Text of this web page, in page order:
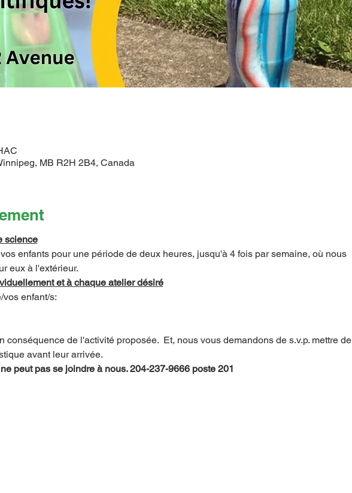
MB R2H 2B4, Canada
science
enfants pour une période de deux heures, jusqu'à 4 fois par semaine, où nous
eux à l'extérieur.
et à chaque atelier désiré
vos enfant/s:
de l'activité proposée.  Et, nous vous demandons de s.v.p. mettre de
avant leur arrivée.
peut pas se joindre à nous. 204-237-9666 poste 201